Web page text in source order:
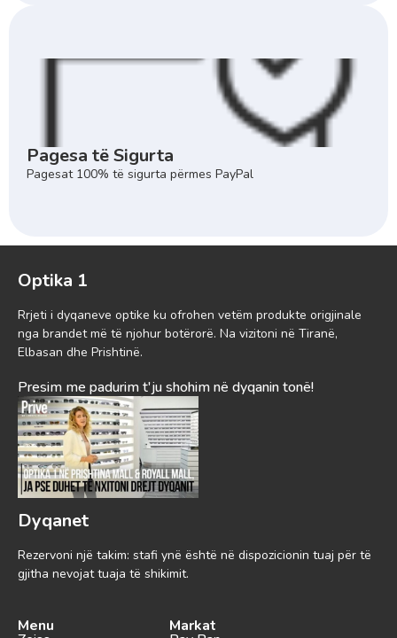
Pagesa të Sigurta
Pagesat 100% të sigurta përmes PayPal
Optika 1
Rrjeti i dyqaneve optike ku ofrohen vetëm produkte origjinale
nga brandet më të njohur botërorë. Na vizitoni në Tiranë,
Elbasan dhe Prishtinë.
Presim me padurim t'ju shohim në dyqanin tonë!
Dyqanet
Rezervoni një takim: stafi ynë është në dispozicionin tuaj për të
gjitha nevojat tuaja të shikimit.
Menu Markat